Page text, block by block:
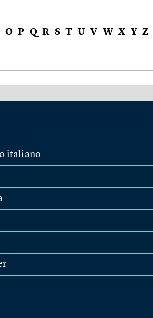
O P Q R S T U V W X Y Z
italiano